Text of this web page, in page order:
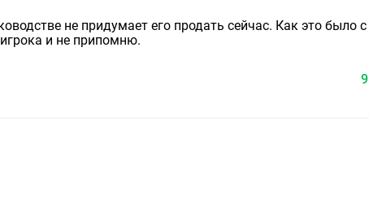
не придумает его продать сейчас. Как это было с
и не припомню.
9